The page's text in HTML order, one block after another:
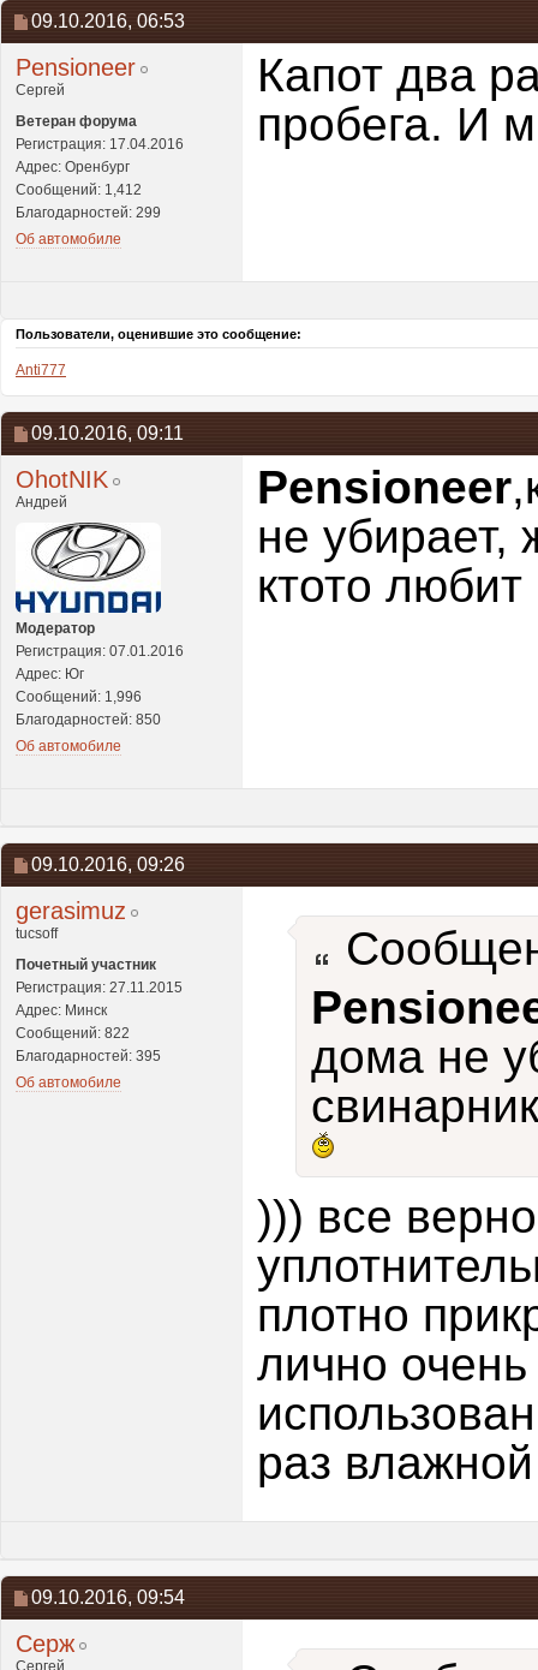
09.10.2016, 06:53
Pensioneer
Сергей
Ветеран форума
Регистрация: 17.04.2016
Адрес: Оренбург
Сообщений: 1,412
Благодарностей: 299
Об автомобиле
Капот два
пробега. И
Пользователи, оценившие это сообщение:
Anti777
09.10.2016, 09:11
OhotNIK
Андрей
Модератор
Регистрация: 07.01.2016
Адрес: Юг
Сообщений: 1,996
Благодарностей: 850
Об автомобиле
Pensioneer
не убирает,
ктото
09.10.2016, 09:26
gerasimuz
tucsoff
Почетный участник
Регистрация: 27.11.2015
Адрес: Минск
Сообщений: 822
Благодарностей: 395
Об автомобиле
дома не
))) все
плотно
лично
раз
09.10.2016, 09:54
Серж
Сергей